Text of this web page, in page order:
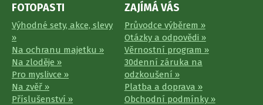
FOTOPASTI
Výhodné sety, akce, slevy
»
Na ochranu majetku »
Na zloděje »
Pro myslivce »
Na zvěř »
Příslušenství »
ZAJÍMÁ VÁS
Průvodce výběrem »
Otázky a odpovědi »
Věrnostní program »
30denní záruka na
odzkoušení »
Platba a doprava »
Obchodní podmínky »